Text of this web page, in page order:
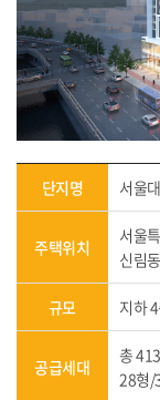
단지명 서울
주택위치
서울
신림
규모 지하
공급세대
총
28형/